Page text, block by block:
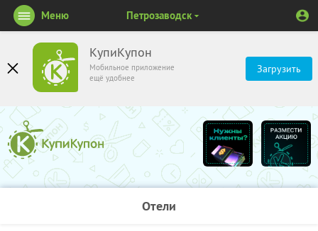
КупиКупон
Мобильное приложение
ещё удобнее
Загрузить
Меню Петрозаводск
Отели